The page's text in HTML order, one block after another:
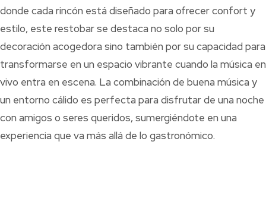
donde cada rincón está diseñado para ofrecer confort y
estilo, este restobar se destaca no solo por su
decoración acogedora sino también por su capacidad para
transformarse en un espacio vibrante cuando la música en
vivo entra en escena. La combinación de buena música y
un entorno cálido es perfecta para disfrutar de una noche
con amigos o seres queridos, sumergiéndote en una
experiencia que va más allá de lo gastronómico.